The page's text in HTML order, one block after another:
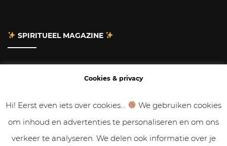
SPIRITUEEL MAGAZINE
Gastbloggen
Cookies & privacy
Hi! Eerst even iets over cookies...
We gebruiken cookies
om inhoud en advertenties te personaliseren en om ons
verkeer te analyseren. We delen ook informatie over je